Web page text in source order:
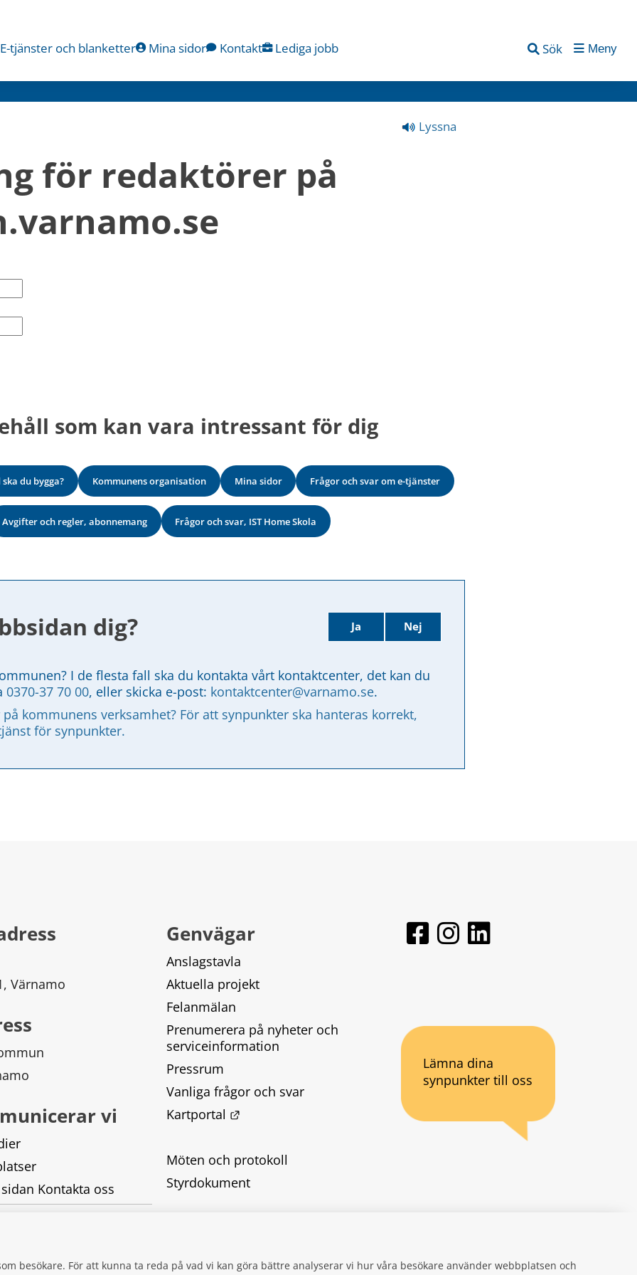
besökare. För att kunna ta reda på vad vi kan göra bättre analyserar vi hur våra besökare använder webbplatsen och
E-tjänster och blanketter Mina sidor Kontakt Lediga jobb Sök Meny
Lyssna
för redaktörer på
som kan vara intressant för dig
ska du bygga? Kommunens organisation Mina sidor Frågor och svar om e-tjänster
Avgifter och regler, abonnemang Frågor och svar, IST Home Skola
dig? Ja Nej
I de flesta fall ska du kontakta vårt kontaktcenter, det kan du
0370-37 70 00, eller skicka e-post: kontaktcenter@varnamo.se.
kommunens verksamhet? För att synpunkter ska hanteras korrekt,
för synpunkter.
Värnamo
vi
Kontakta oss
Genvägar
Anslagstavla
Aktuella projekt
Felanmälan
Prenumerera på nyheter och
serviceinformation
Pressrum
Vanliga frågor och svar
Kartportal
Möten och protokoll
Styrdokument
Lämna dina
synpunkter till oss